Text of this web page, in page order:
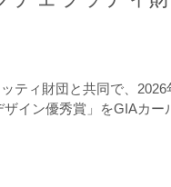
ティ財団と共同で、2026
イン優秀賞」をGIAカー